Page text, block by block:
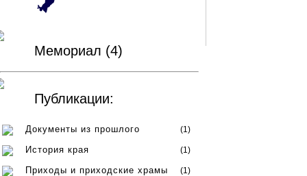
Мемориал (4)
Публикации:
Документы из прошлого (1)
История края (1)
Приходы и приходские храмы (1)